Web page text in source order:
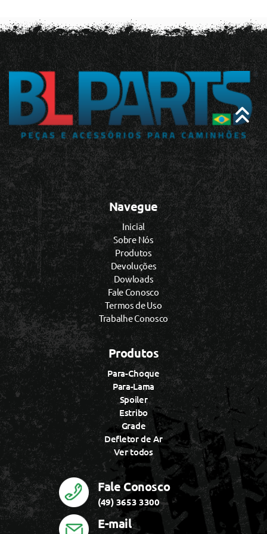
Navegue
Inicial
Sobre Nós
Produtos
Devoluções
Dowloads
Fale Conosco
Termos de Uso
Trabalhe Conosco
Produtos
Para-Choque
Para-Lama
Spoiler
Estribo
Grade
Defletor de Ar
Ver todos
Fale Conosco
(49) 3653 3300
E-mail